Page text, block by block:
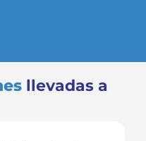
llevadas a